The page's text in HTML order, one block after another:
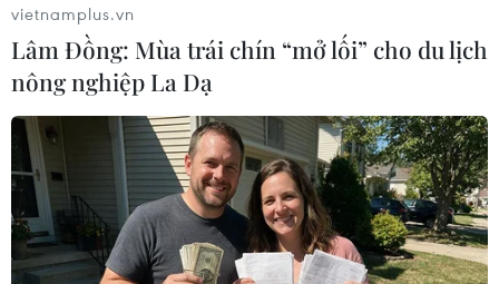
Lâm Đồng: 6 người bị điện giật thương
vietnamplus.vn
Lâm Đồng: Mùa trái chín “mở lối” cho du lịch
nông nghiệp La Dạ